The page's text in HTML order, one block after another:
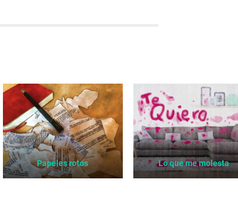
Papeles rotos Lo que me molesta